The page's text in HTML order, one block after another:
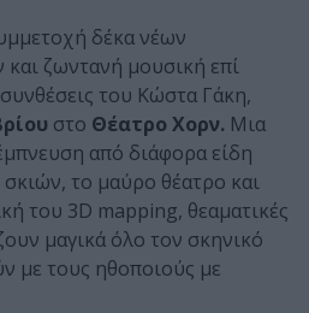
δέκα νέων
ζωντανή μουσική επί
του Κώστα Γάκη,
στο Θέατρο Χορν. Μια
από διάφορα είδη
το μαύρο θέατρο και
του 3D mapping, θεαματικές
μαγικά όλο τον σκηνικό
με τους ηθοποιούς με